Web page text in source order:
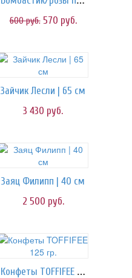
600руб. 570 руб.
Зайчик Лесли | 65 см
3 430 руб.
Заяц Филипп | 40 см
2 500 руб.
Конфеты TOFFIFEE 125 гр.